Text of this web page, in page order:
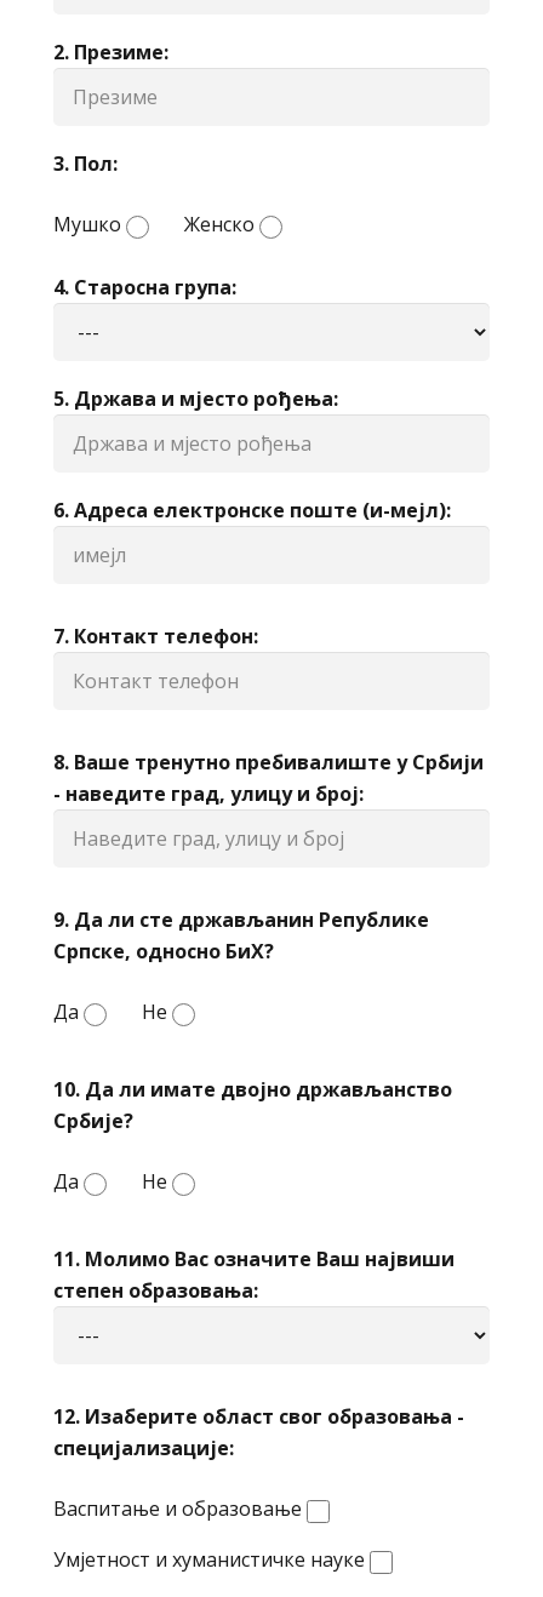
2. Презиме:
3. Пол:
Мушко Женско
4. Старосна група:
5. Држава и мјесто рођења:
6. Адреса електронске поште (и-мејл):
7. Контакт телефон:
8. Ваше тренутно пребивалиште у Србији
- наведите град, улицу и број:
9. Да ли сте држављанин Републике
Српске, односно БиХ?
Да Не
10. Да ли имате двојно држављанство
Србије?
Да Не
11. Молимо Вас означите Ваш највиши
степен образовања:
12. Изаберите област свог образовања -
специјализације:
Васпитање и образовање
Умјетност и хуманистичке науке